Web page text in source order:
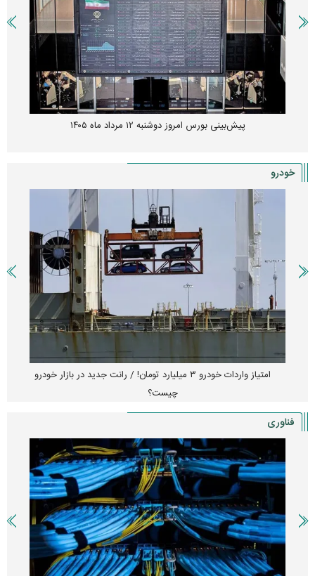
پیش‌بینی بورس امروز دوشنبه ۱۲ مرداد ماه ۱۴۰۵
خودرو
امتیاز واردات خودرو ۳ میلیارد تومان! / رانت جدید در بازار خودرو
چیست؟
فناوری